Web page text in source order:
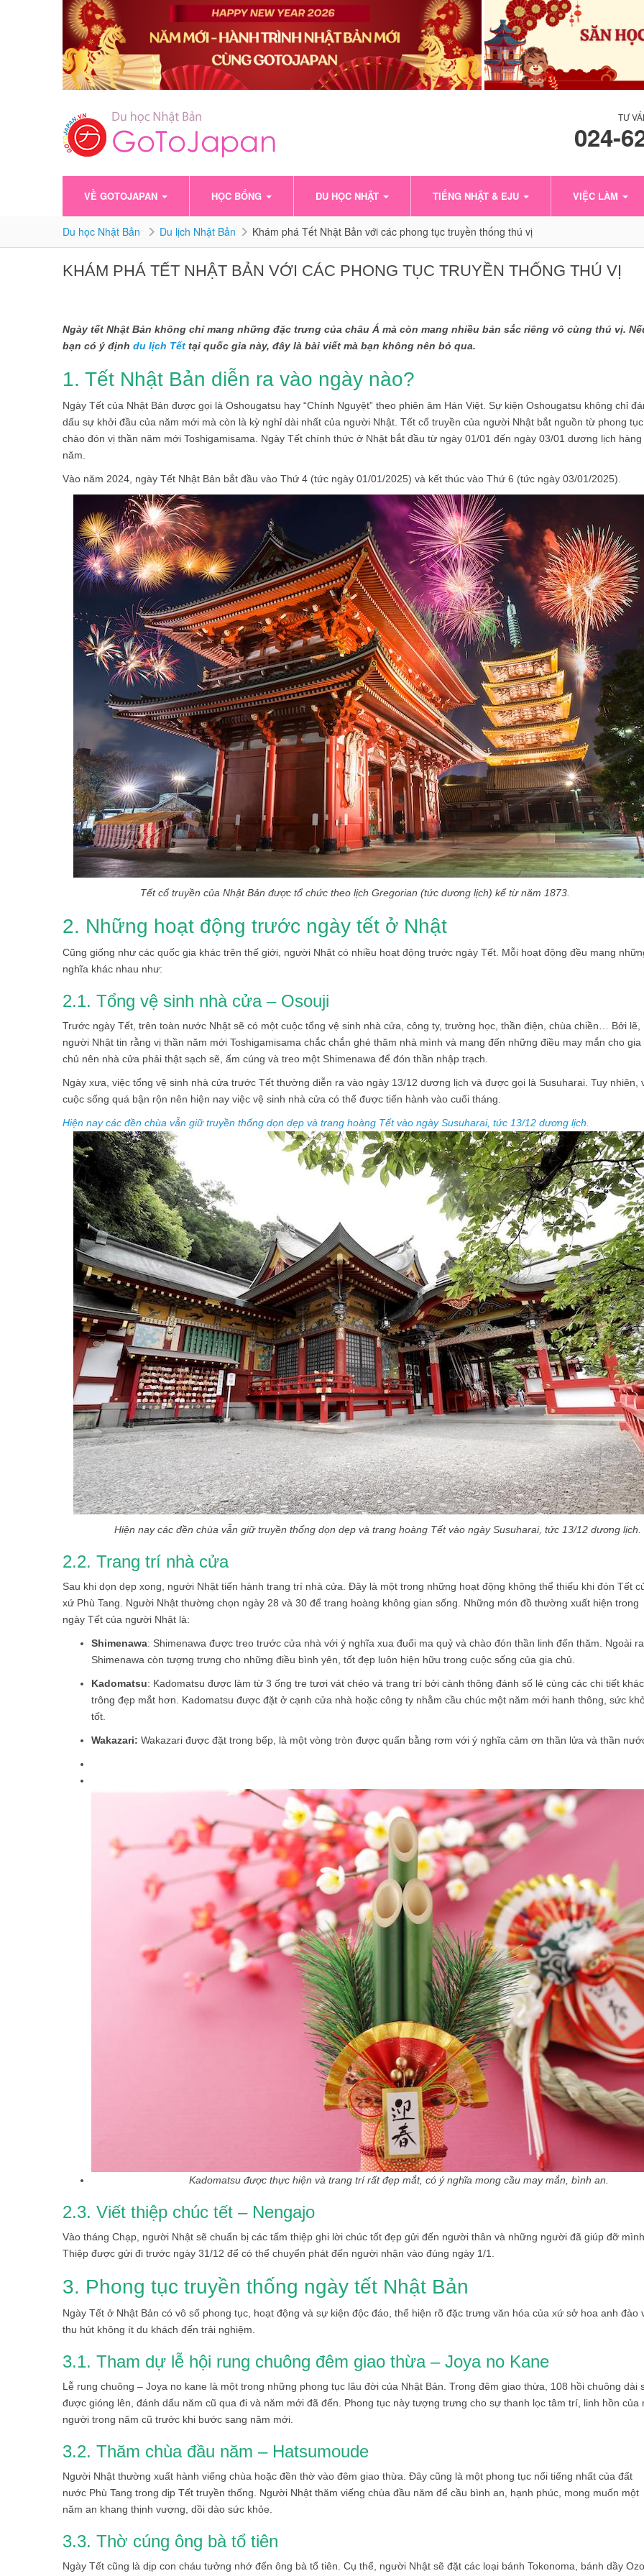
TƯ
024-
VỀ GOTOJAPAN HỌC BỔNG DU HỌC NHẬT TIẾNG NHẬT & EJU VIỆC LÀM
Du học Nhật Bản Du lịch Nhật Bản Khám phá Tết Nhật Bản với các phong tục truyền thống thú vị
KHÁM PHÁ TẾT NHẬT BẢN VỚI CÁC PHONG TỤC TRUYỀN THỐNG THÚ VỊ
Ngày tết Nhật Bản không chỉ mang những đặc trưng của châu Á mà còn mang nhiều bản sắc riêng vô cùng thú vị.
bạn có ý định du lịch Tết tại quốc gia này, đây là bài viết mà bạn không nên bỏ qua.
1. Tết Nhật Bản diễn ra vào ngày nào?
Ngày Tết của Nhật Bản được gọi là Oshougatsu hay “Chính Nguyệt” theo phiên âm Hán Việt. Sự kiện Oshougatsu không chỉ
dấu sự khởi đầu của năm mới mà còn là kỳ nghỉ dài nhất của người Nhật. Tết cổ truyền của người Nhật bắt nguồn từ phong tục
chào đón vị thần năm mới Toshigamisama. Ngày Tết chính thức ở Nhật bắt đầu từ ngày 01/01 đến ngày 03/01 dương lịch hàng
năm.
Vào năm 2024, ngày Tết Nhật Bản bắt đầu vào Thứ 4 (tức ngày 01/01/2025) và kết thúc vào Thứ 6 (tức ngày 03/01/2025).
Tết cổ truyền của Nhật Bản được tổ chức theo lịch Gregorian (tức dương lịch) kể từ năm 1873.
2. Những hoạt động trước ngày tết ở Nhật
Cũng giống như các quốc gia khác trên thế giới, người Nhật có nhiều hoạt động trước ngày Tết. Mỗi hoạt động đều mang
nghĩa khác nhau như:
2.1. Tổng vệ sinh nhà cửa – Osouji
Trước ngày Tết, trên toàn nước Nhật sẽ có một cuộc tổng vệ sinh nhà cửa, công ty, trường học, thần điện, chùa chiền… Bởi lẽ,
người Nhật tin rằng vị thần năm mới Toshigamisama chắc chắn ghé thăm nhà mình và mang đến những điều may mắn cho gia
chủ nên nhà cửa phải thật sạch sẽ, ấm cúng và treo một Shimenawa để đón thần nhập trạch.
Ngày xưa, việc tổng vệ sinh nhà cửa trước Tết thường diễn ra vào ngày 13/12 dương lịch và được gọi là Susuharai. Tuy nhiên,
cuộc sống quá bận rộn nên hiện nay việc vệ sinh nhà cửa có thể được tiến hành vào cuối tháng.
Hiện nay các đền chùa vẫn giữ truyền thống dọn dẹp và trang hoàng Tết vào ngày Susuharai, tức 13/12 dương lịch.
Hiện nay các đền chùa vẫn giữ truyền thống dọn dẹp và trang hoàng Tết vào ngày Susuharai, tức 13/12 dương lịch.
2.2. Trang trí nhà cửa
Sau khi dọn dẹp xong, người Nhật tiến hành trang trí nhà cửa. Đây là một trong những hoạt động không thể thiếu khi đón Tết
xứ Phù Tang. Người Nhật thường chọn ngày 28 và 30 để trang hoàng không gian sống. Những món đồ thường xuất hiện trong
ngày Tết của người Nhật là:
Shimenawa: Shimenawa được treo trước cửa nhà với ý nghĩa xua đuổi ma quỷ và chào đón thần linh đến thăm. Ngoài
Shimenawa còn tượng trưng cho những điều bình yên, tốt đẹp luôn hiện hữu trong cuộc sống của gia chủ.
Kadomatsu: Kadomatsu được làm từ 3 ống tre tươi vát chéo và trang trí bởi cành thông đánh số lẻ cùng các chi tiết
trông đẹp mắt hơn. Kadomatsu được đặt ở cạnh cửa nhà hoặc công ty nhằm cầu chúc một năm mới hanh thông, sức
tốt.
Wakazari: Wakazari được đặt trong bếp, là một vòng tròn được quấn bằng rơm với ý nghĩa cảm ơn thần lửa và thần
Kadomatsu được thực hiện và trang trí rất đẹp mắt, có ý nghĩa mong cầu may mắn, bình an.
2.3. Viết thiệp chúc tết – Nengajo
Vào tháng Chạp, người Nhật sẽ chuẩn bị các tấm thiệp ghi lời chúc tốt đẹp gửi đến người thân và những người đã giúp đỡ
Thiệp được gửi đi trước ngày 31/12 để có thể chuyển phát đến người nhận vào đúng ngày 1/1.
3. Phong tục truyền thống ngày tết Nhật Bản
Ngày Tết ở Nhật Bản có vô số phong tục, hoạt động và sự kiện độc đáo, thể hiện rõ đặc trưng văn hóa của xứ sở hoa anh đào
thu hút không ít du khách đến trải nghiệm.
3.1. Tham dự lễ hội rung chuông đêm giao thừa – Joya no Kane
Lễ rung chuông – Joya no kane là một trong những phong tục lâu đời của Nhật Bản. Trong đêm giao thừa, 108 hồi chuông dài
được gióng lên, đánh dấu năm cũ qua đi và năm mới đã đến. Phong tục này tượng trưng cho sự thanh lọc tâm trí, linh hồn của
người trong năm cũ trước khi bước sang năm mới.
3.2. Thăm chùa đầu năm – Hatsumoude
Người Nhật thường xuất hành viếng chùa hoặc đền thờ vào đêm giao thừa. Đây cũng là một phong tục nổi tiếng nhất của đất
nước Phù Tang trong dịp Tết truyền thống. Người Nhật thăm viếng chùa đầu năm để cầu bình an, hạnh phúc, mong muốn một
năm an khang thịnh vượng, dồi dào sức khỏe.
3.3. Thờ cúng ông bà tổ tiên
Ngày Tết cũng là dịp con cháu tưởng nhớ đến ông bà tổ tiên. Cụ thể, người Nhật sẽ đặt các loại bánh Tokonoma, bánh dầy